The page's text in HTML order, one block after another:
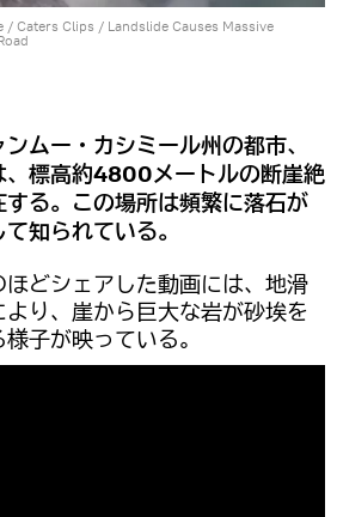
/ Caters Clips / Landslide Causes Massive
ムー・カシミール州の都市、
、標高約4800メートルの断崖絶
る。この場所は頻繁に落石が
知られている。
どシェアした動画には、地滑
り、崖から巨大な岩が砂埃を
子が映っている。